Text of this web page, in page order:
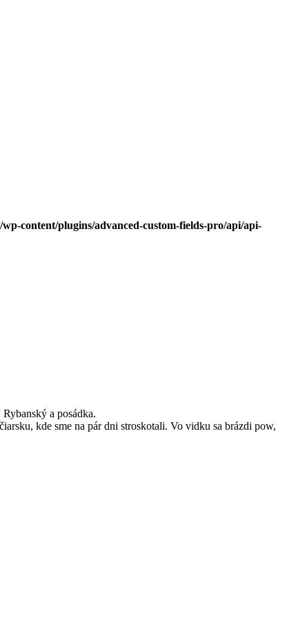
content/plugins/advanced-custom-fields-pro/api/api-
a posádka.
kde sme na pár dni stroskotali. Vo vidku sa brázdi pow,